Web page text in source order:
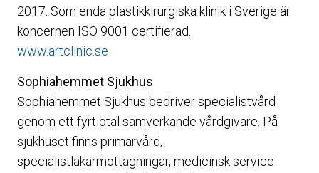
2017. Som enda plastikkirurgiska klinik i Sverige är
koncernen ISO 9001 certifierad.
www.artclinic.se
Sophiahemmet Sjukhus
Sophiahemmet Sjukhus bedriver specialistvård
genom ett fyrtiotal samverkande vårdgivare. På
sjukhuset finns primärvård,
specialistläkarmottagningar, medicinsk service